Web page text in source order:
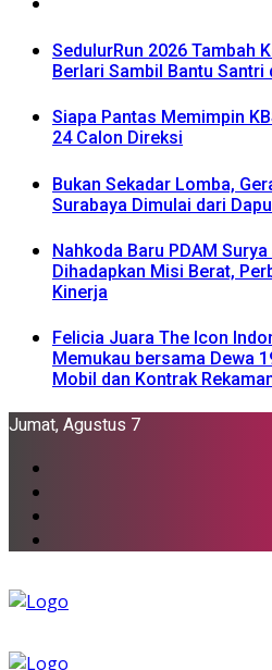
SedulurRun 2026 Tambah
Berlari Sambil Bantu Santri
Siapa Pantas Memimpin
24 Calon Direksi
Bukan Sekadar Lomba,
Surabaya Dimulai dari
Nahkoda Baru PDAM
Dihadapkan Misi Berat,
Kinerja
Felicia Juara The Icon
Memukau bersama Dewa
Mobil dan Kontrak
Jumat, Agustus 7